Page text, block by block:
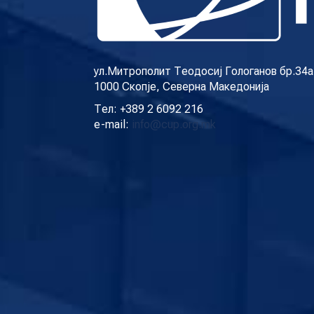
ул.Митрополит Теодосиј Гологанов
1000 Скопје, Северна Македонија
Тел: +389 2 6092 216
e-mail: info@cup.org.mk